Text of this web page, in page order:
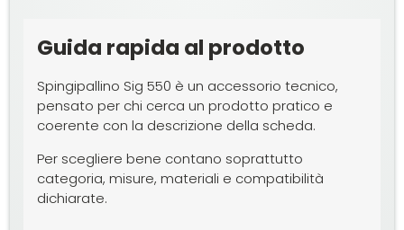
Guida rapida al prodotto
Spingipallino Sig 550 è un accessorio tecnico,
pensato per chi cerca un prodotto pratico e
coerente con la descrizione della scheda.
Per scegliere bene contano soprattutto
categoria, misure, materiali e compatibilità
dichiarate.